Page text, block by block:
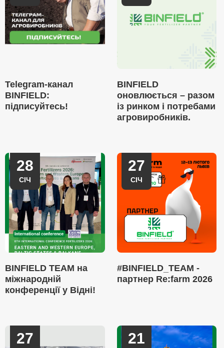
Telegram-канал
BINFIELD:
підписуйтесь!
BINFIELD
оновлюється – разом
із ринком і потребами
агровиробників.
28
СІЧ
BINFIELD TEAM на
міжнародній
конференції у Відні!
27
СІЧ
#BINFIELD_TEAM -
партнер Re:farm 2026
27 21